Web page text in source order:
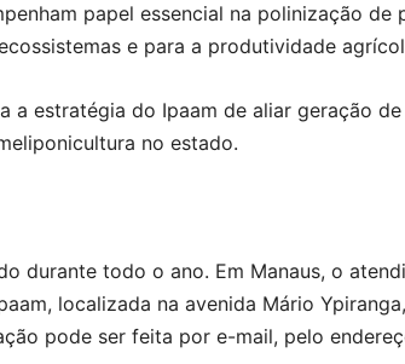
papel essencial na polinização de
e para a produtividade
a estratégia do Ipaam de aliar geração
no estado.
durante todo o ano. Em Manaus, o
localizada na avenida Mário
pode ser feita por e-mail, pelo